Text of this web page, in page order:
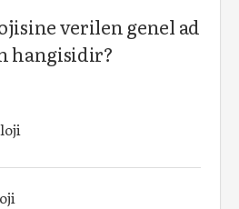
verilen genel ad
hangisidir?